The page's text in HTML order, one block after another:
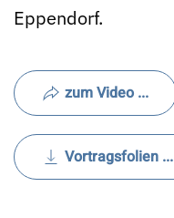
Eppendorf.
zum Video ...
Vortragsfolien ...